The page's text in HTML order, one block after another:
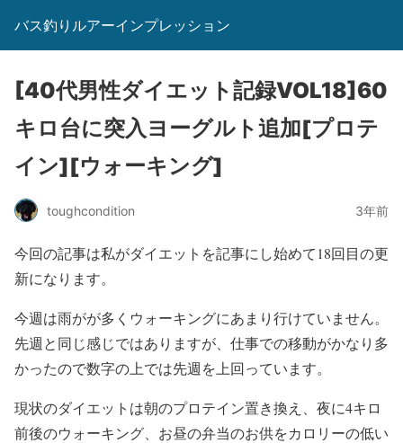
バス釣りルアーインプレッション
[40代男性ダイエット記録VOL18]60
キロ台に突入ヨーグルト追加[プロテ
イン][ウォーキング]
toughcondition 3年前
今回の記事は私がダイエットを記事にし始めて18回目の更
新になります。
今週は雨がが多くウォーキングにあまり行けていません。
先週と同じ感じではありますが、仕事での移動がかなり多
かったので数字の上では先週を上回っています。
現状のダイエットは朝のプロテイン置き換え、夜に4キロ
前後のウォーキング、お昼の弁当のお供をカロリーの低い